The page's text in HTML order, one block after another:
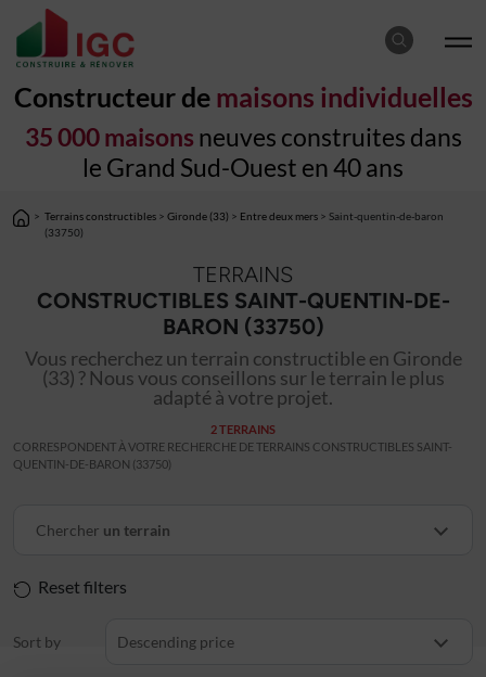
Constructeur de maisons individuelles
35 000 maisons neuves construites dans
le Grand Sud-Ouest en 40 ans
> Terrains constructibles > Gironde (33) > Entre deux mers > Saint-quentin-de-baron
(33750)
TERRAINS
CONSTRUCTIBLES SAINT-QUENTIN-DE-
BARON (33750)
Vous recherchez un terrain constructible en Gironde
(33) ? Nous vous conseillons sur le terrain le plus
adapté à votre projet.
2 TERRAINS
CORRESPONDENT À VOTRE RECHERCHE DE TERRAINS CONSTRUCTIBLES SAINT-
QUENTIN-DE-BARON (33750)
Chercher un terrain
Reset filters
Sort by Descending price